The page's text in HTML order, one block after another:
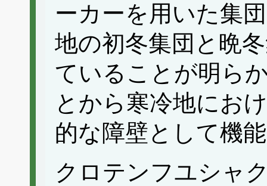
ーカーを用いた集
地の初冬集団と晩
ていることが明ら
とから寒冷地にお
的な障壁として機
クロテンフユシャ